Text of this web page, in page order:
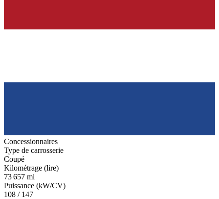
Concessionnaires
Type de carrosserie
Coupé
Kilométrage (lire)
73 657 mi
Puissance (kW/CV)
108 / 147